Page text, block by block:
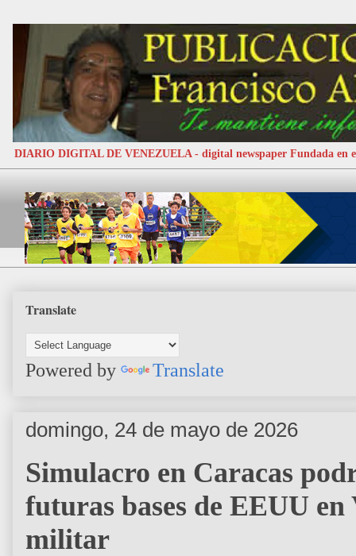
DIARIO DIGITAL DE VENEZUELA - digital newspaper Fundada en
Translate
Powered by Translate
domingo, 24 de mayo de 2026
Simulacro en Caracas
futuras bases de EEUU en
militar